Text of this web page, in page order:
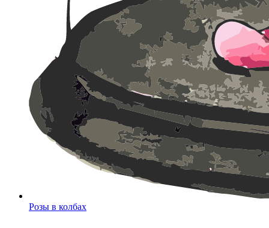
Розы в колбах